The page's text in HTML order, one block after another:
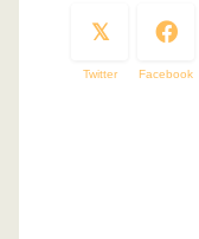
Twitter Facebook